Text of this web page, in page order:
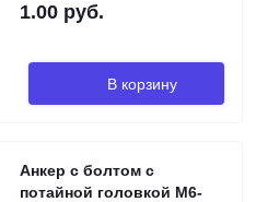
1.00 руб.
В корзину
Анкер с болтом с
потайной головкой М6-